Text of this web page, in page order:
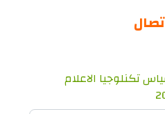
للقسم
تكنلوجيا الاعلام